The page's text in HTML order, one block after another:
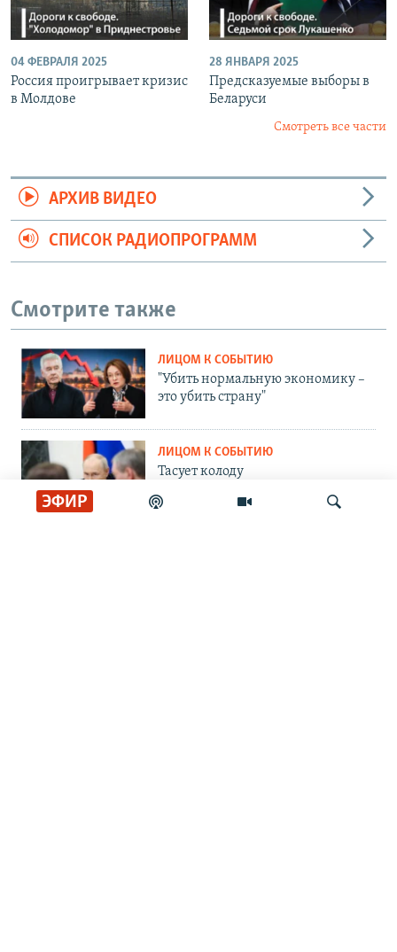
ЭФИР
04 ФЕВРАЛЯ 2025
Россия проигрывает кризис
в Молдове
28 ЯНВАРЯ 2025
Предсказуемые выборы в
Беларуси
Смотреть все части
АРХИВ ВИДЕО
СПИСОК РАДИОПРОГРАММ
Смотрите также
ЛИЦОМ К СОБЫТИЮ
"Убить нормальную экономику –
это убить страну"
ЛИЦОМ К СОБЫТИЮ
Тасует колоду